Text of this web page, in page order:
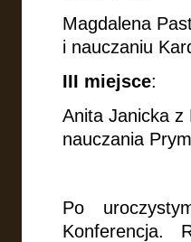
Magdalena
i nauczaniu
III miejsce:
Anita Janicka z
nauczania
Po
Konferencja.